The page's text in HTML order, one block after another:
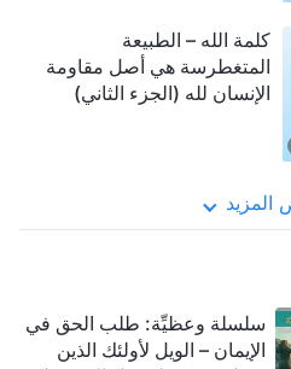
كلمة الله – الطبيعة
المتغطرسة هي أصل مقاومة
الإنسان لله (الجزء الثاني)
سلسلة وعظيِّة: طلب الحق في
الإيمان – الويل لأولئك الذين